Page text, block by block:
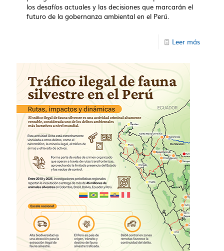
los desafíos actuales y las decisiones que marcarán el
futuro de la gobernanza ambiental en el Perú.
Leer más